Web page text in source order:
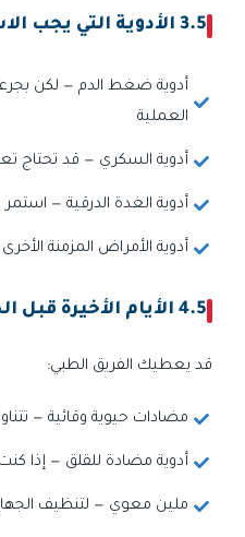
3.5 الأدوية التي يجب الاستمرار فيها:
أدوية ضغط الدم — لكن
العملية
أدوية السكري — قد تحتاج
أدوية الغدة الدرقية — استمر
أدوية الأمراض المزمنة
4.5 الأيام الأخيرة قبل الجراحة:
قد يعطيك الفريق الطبي:
مضادات حيوية وقائية —
أدوية مضادة للقلق — إذا
ملين معوي — لتنظيف